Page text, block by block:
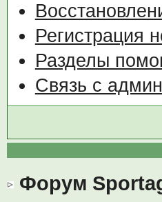
Регистрация
Разделы
Связь с
Форум